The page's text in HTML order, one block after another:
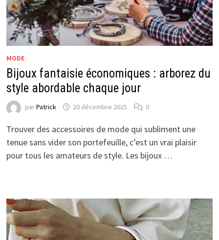
MODE
Bijoux fantaisie économiques : arborez du
style abordable chaque jour
parPatrick 20 décembre 2025 0
Trouver des accessoires de mode qui subliment une
tenue sans vider son portefeuille, c’est un vrai plaisir
pour tous les amateurs de style. Les bijoux …